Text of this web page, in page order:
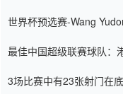
世界杯预选赛-Wang
最佳中国超级联赛球队：
3场比赛中有23张射门在